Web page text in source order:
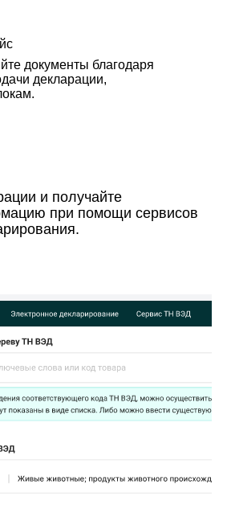
документы благодаря
декларации,
и получайте
при помощи сервисов